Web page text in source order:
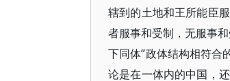
辖到的土地和王所能臣
者服事和受制，无服事
下同体”政体结构相符合
论是在一体内的中国，